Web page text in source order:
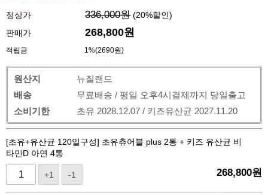
정상가 336,000원 (20%할인)
판매가
268,800원
적립금 1%(2690원)
원산지
뉴질랜드
배송
무료배송 / 평일 오후4시결제까지 당일출고
소비기한
초유 2028.12.07 / 키즈유산균 2027.11.20
[초유+유산균 120일구성] 초유츄어블 plus 2통 + 키즈 유산균 비
타민D 아연 4통
+1 -1 268,800원